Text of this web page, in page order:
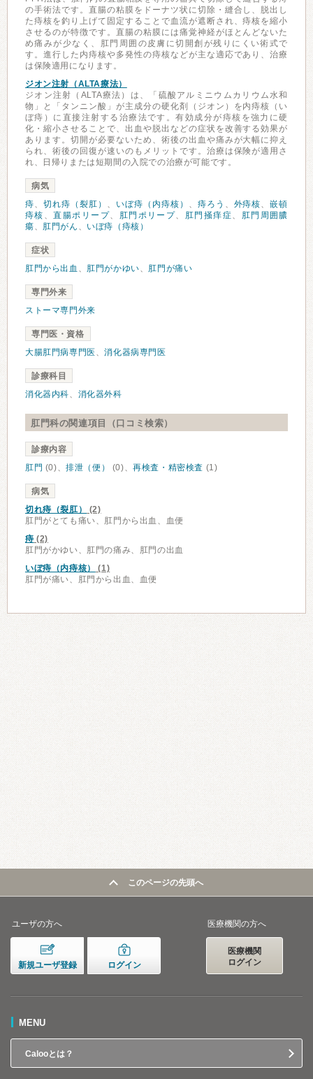
の手術法です。直腸の粘膜をドーナツ状に切除・縫合し、脱出し
た痔核を釣り上げて固定することで血流が遮断され、痔核を縮小
させるのが特徴です。直腸の粘膜には痛覚神経がほとんどないた
め痛みが少なく、肛門周囲の皮膚に切開創が残りにくい術式で
す。進行した内痔核や多発性の痔核などが主な適応であり、治療
は保険適用になります。
ジオン注射（ALTA療法）
ジオン注射（ALTA療法）は、「硫酸アルミニウムカリウム水和
物」と「タンニン酸」が主成分の硬化剤（ジオン）を内痔核（い
ぼ痔）に直接注射する治療法です。有効成分が痔核を強力に硬
化・縮小させることで、出血や脱出などの症状を改善する効果が
あります。切開が必要ないため、術後の出血や痛みが大幅に抑え
られ、術後の回復が速いのもメリットです。治療は保険が適用さ
れ、日帰りまたは短期間の入院での治療が可能です。
病気
痔、 切れ痔（裂肛） 、 いぼ痔（内痔核） 、 痔ろう 、 外痔核、嵌頓
痔核 、直腸ポリープ、 肛門ポリープ、 肛門掻痒症、
肛門周囲膿
瘍、 肛門がん 、 いぼ痔（痔核）
症状
肛門から出血 、 肛門がかゆい、 肛門が痛い
専門外来
ストーマ専門外来
専門医・資格
大腸肛門病専門医 、消化器病専門医
診療科目
消化器内科、 消化器外科
肛門科の関連項目（口コミ検索）
診療内容
肛門 (0)、排泄（便） (0)、再検査・精密検査 (1)
病気
切れ痔（裂肛）
(2)
肛門がとても痛い、肛門から出血、血便
痔 (2)
肛門がかゆい、肛門の痛み、肛門の出血
いぼ痔（内痔核）
(1)
肛門が痛い、肛門から出血、血便
このページの先頭へ
ユーザの方へ
新規ユーザ登録 ログイン
医療機関の方へ
医療機関
ログイン
MENU
Calooとは？